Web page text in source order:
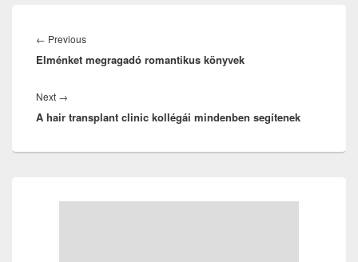
navigáció
← PreviousPrevious
post:
Elménket megragadó romantikus könyvek
Next →
post:
A hair transplant clinic kollégái mindenben segítenek